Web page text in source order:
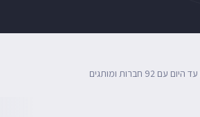
עם 92 חברות ומותגים